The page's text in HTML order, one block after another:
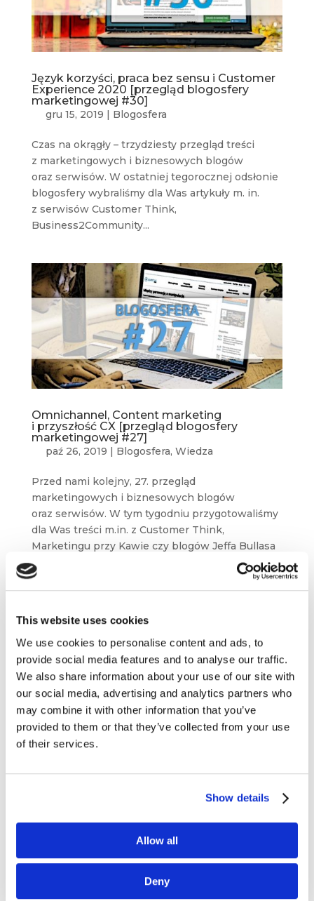
This website uses cookies
We use cookies to personalise content and ads, to
provide social media features and to analyse our traffic.
We also share information about your use of our site with
our social media, advertising and analytics partners who
may combine it with other information that you’ve
provided to them or that they’ve collected from your use
of their services.
Show details
Allow all
Deny
Język korzyści, praca bez sensu i Customer
Experience 2020 [przegląd blogosfery
marketingowej #30]
gru 15, 2019 Blogosfera
Czas na okrągły – trzydziesty przegląd treści
z marketingowych i biznesowych blogów
oraz serwisów. W ostatniej tegorocznej odsłonie
blogosfery wybraliśmy dla Was artykuły m. in.
z serwisów Customer Think,
Business2Community...
Omnichannel, Content marketing
i przyszłość CX [przegląd blogosfery
marketingowej #27]
paź 26, 2019 | Blogosfera, Wiedza
Przed nami kolejny, 27. przegląd
marketingowych i biznesowych blogów
oraz serwisów. W tym tygodniu przygotowaliśmy
dla Was treści m.in. z Customer Think,
Marketingu przy Kawie czy blogów Jeffa Bullasa
i Petera Fiska....
Fake newsy, brand engagement i tricki
marketingowej #25]
z marketingowych blogów i serwisów. W tym
m.in. z Econsultancy, Businesses Grow
czy blogów Jacka Pogorzelskiego i Chrisa